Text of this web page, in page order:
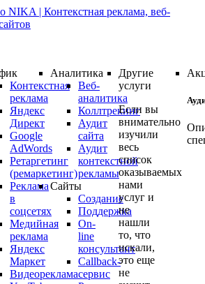
Контекстная
реклама
Яндекс
Директ
Google
AdWords
Ретаргетинг
(ремаркетинг)
Реклама
в
соцсетях
Медийная
реклама
Яндекс
Маркет
Видеореклама
Аналитика
Веб-
аналитика
Коллтрекинг
Аудит
сайта
Аудит
контекстной
рекламы
Сайты
Создание
Поддержка
On-
line
консультант
Callback-
сервис
Другие
услуги
Если вы
внимательно
изучили
весь
список
оказываемых
нами
услуг и
не
нашли
то, что
искали,
это еще
не